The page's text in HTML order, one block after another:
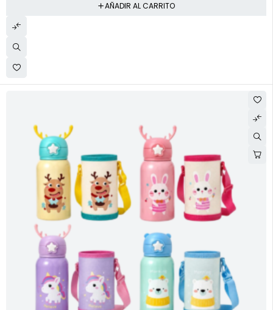
AÑADIR AL CARRITO